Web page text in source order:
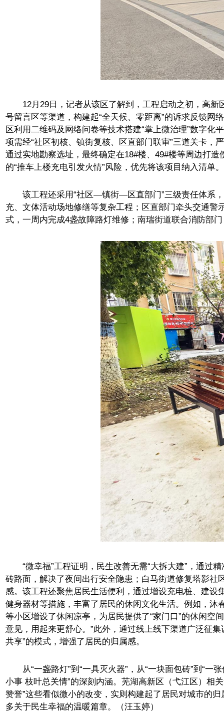
12月29日，记者从该区了解到，工程启动之初，高新
号留言区等渠道，构建起“全天候、零距离”的诉求反馈网
区利用二维码及网络问卷等技术搭建“掌上微治理”数字
项需经“社区初核、镇街复核、区直部门联审”三道关卡，
通过实地勘察选址，最终确定在18#楼、49#楼等周边打
的“推车上楼充电引发火情”风险，优先将该项目纳入清单。
该工程还采用“社区—镇街—区直部门”三级责任体系，
充、文体活动场地修缮等复杂工程；区直部门牵头交通警
式，一周内完成4盏故障路灯维修；南瑞街道联合消防部
“微幸福”工程证明，民生改善无需“大拆大建”，通过精
砖路面，解决了夜间出行安全隐患；白马街道修复塔影
感。该工程还聚焦居民生活便利，通过增设充电桩、建
健身器材等措施，丰富了居民的休闲文化生活。例如，
等小区增设了休闲凉亭，为居民提供了“家门口”的休闲空
意见，用起来更舒心。”此外，通过线上线下渠道广泛征
共享”的模式，增强了居民的归属感。
从“一盏路灯”到“一具灭火器”，从“一块面包砖”到“一
小事 枝叶总关情”的深刻内涵。芜湖高新区（弋江区）相
赞誉”这些看似微小的改变，实则构建起了居民对城市的
多关于民生幸福的温暖篇章。（汪玉婷）